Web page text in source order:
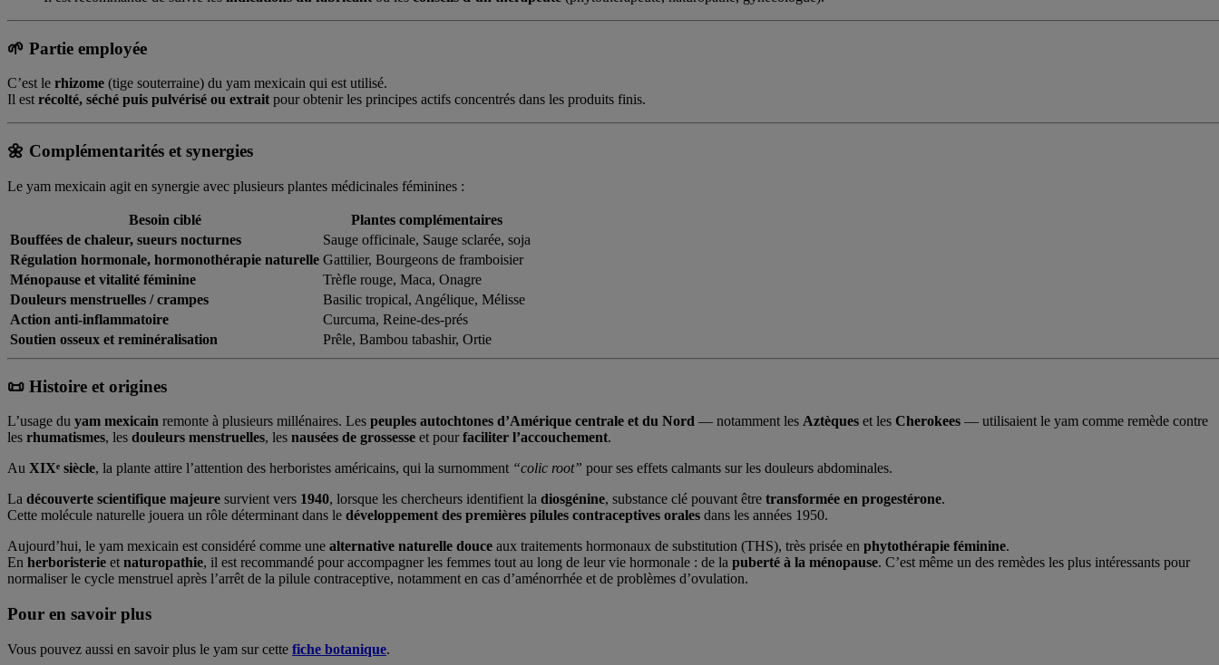
🌱 Partie employée
C’est le rhizome (tige souterraine) du yam mexicain qui est utilisé.
Il estrécolté, séché puis pulvérisé ou extrait pour obtenir les principes actifs concentrés dans les produits finis.
🌼 Complémentarités et synergies
Le yam mexicain agit en synergie avec plusieurs plantes médicinales féminines :
Besoin ciblé
Plantes complémentaires
Bouffées de chaleur, sueurs nocturnes
Sauge officinale, Sauge sclarée, soja
Régulation hormonale, hormonothérapie naturelle Gattilier, Bourgeons de framboisier
Ménopause et vitalité féminine
Trèfle rouge, Maca, Onagre
Douleurs menstruelles / crampes
Basilic tropical, Angélique, Mélisse
Action anti-inflammatoire
Curcuma, Reine-des-prés
Soutien osseux et reminéralisation
Prêle, Bambou tabashir, Ortie
📜 Histoire et origines
L’usage du yam mexicain remonte à plusieurs millénaires. Les peuples autochtones d’Amérique centrale et du Nord — notamment les Aztèques et les Cherokees — utilisaient le yam comme remède contre
les rhumatismes, les douleurs menstruelles, les nausées de grossesse et pourfaciliter l’accouchement.
Au XIXᵉ siècle, la plante attire l’attention des herboristes américains, qui la surnomment “colic root” pour ses effets calmants sur les douleurs abdominales.
La découverte scientifique majeure survient vers 1940, lorsque les chercheurs identifient la diosgénine, substance clé pouvant être transformée en progestérone.
Cette molécule naturelle jouera un rôle déterminant dans le développement des premières pilules contraceptives orales dans les années 1950.
Aujourd’hui, le yam mexicain est considéré comme une alternative naturelle douce aux traitements hormonaux de substitution (THS), très prisée en phytothérapie féminine.
En herboristerie et naturopathie, il est recommandé pour accompagner les femmes tout au long de leur vie hormonale : de la puberté à la ménopause. C’est même un des remèdes les plus intéressants pour
normaliser le cycle menstruel après l’arrêt de la pilule contraceptive, notamment en cas d’aménorrhée et de problèmes d’ovulation.
Pour en savoir plus
Vous pouvez aussi en savoir plus le yam sur cette fiche botanique.